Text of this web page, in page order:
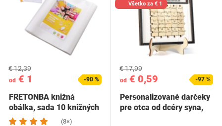
od € 1
€ 12,39
-90 %
FRETONBA knižná
obálka, sada 10 knižných
dosiek, priehľadné…
(8×)
Všetko za € 1
od € 0,59
€ 17,99
-97 %
Personalizované darčeky
pre otca od dcéry syna,